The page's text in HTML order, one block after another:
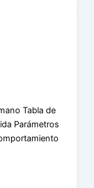
Tabla de
Parámetros